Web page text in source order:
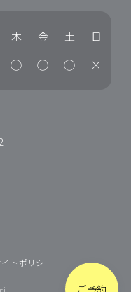
ご予約
木 金 土 日
◯ ◯ ◯ ×
トポリシー